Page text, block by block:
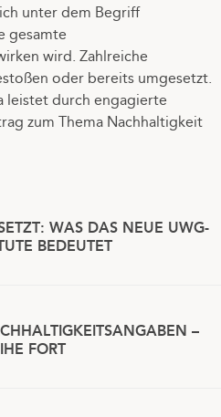
unter dem Begriff
gesamte
wird. Zahlreiche
oder bereits umgesetzt.
leistet durch engagierte
zum Thema Nachhaltigkeit
WAS DAS NEUE UWG-
BEDEUTET
–
FORT